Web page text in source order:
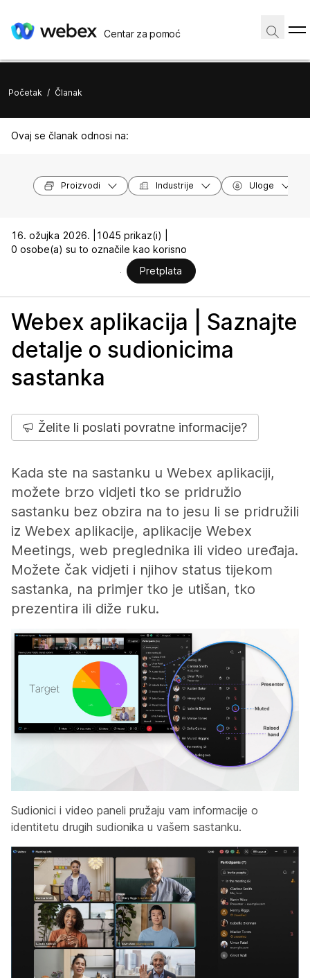
Centar za pomoć
Početak / Članak
Ovaj se članak odnosi na:
Proizvodi Industrije Uloge
16. ožujka 2026. |
1045 prikaz(i) |
0 osobe(a) su to označile kao korisno
Pretplata
Webex aplikacija | Saznajte
detalje o sudionicima
sastanka
Želite li poslati povratne informacije?
Kada ste na sastanku u Webex aplikaciji,
možete brzo vidjeti tko se pridružio
sastanku bez obzira na to jesu li se pridružili
iz Webex aplikacije, aplikacije Webex
Meetings, web preglednika ili video uređaja.
Možete čak vidjeti i njihov status tijekom
sastanka, na primjer tko je utišan, tko
prezentira ili diže ruku.
Sudionici i video paneli pružaju vam informacije o
identitetu drugih sudionika u vašem sastanku.